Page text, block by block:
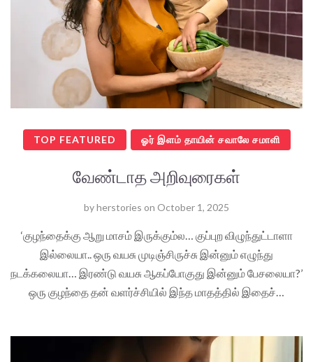
TOP FEATURED ஓர் இளம் தாயின் சவாலே சமாளி
வேண்டாத அறிவுரைகள்
byherstories on October 1, 2025
‘குழந்தைக்கு ஆறு மாசம் இருக்கும்ல… குப்புற விழுந்துட்டாளா
இல்லையா.. ஒரு வயசு முடிஞ்சிருச்சு இன்னும் எழுந்து
நடக்கலையா… இரண்டு வயசு ஆகப்போகுது இன்னும் பேசலையா?’
ஒரு குழந்தை தன் வளர்ச்சியில் இந்த மாதத்தில் இதைச்…